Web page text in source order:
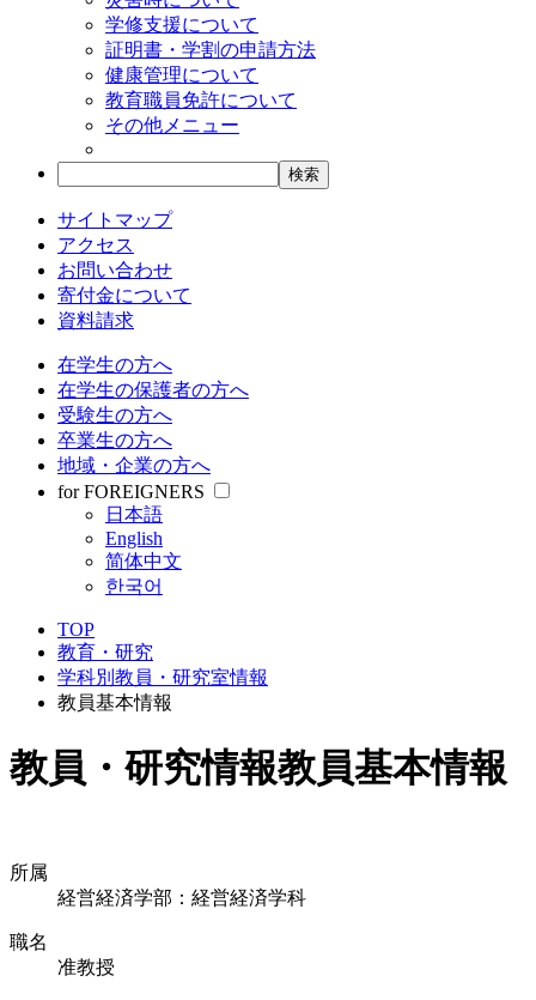
学修支援について
証明書・学割の申請方法
健康管理について
教育職員免許について
その他メニュー
サイトマップ
アクセス
お問い合わせ
寄付金について
資料請求
在学生の方へ
在学生の保護者の方へ
受験生の方へ
卒業生の方へ
地域・企業の方へ
for FOREIGNERS
日本語
English
简体中文
한국어
TOP
教育・研究
学科別教員・研究室情報
教員基本情報
教員・研究情報教員基本情報
所属
経営経済学部：経営経済学科
職名
准教授